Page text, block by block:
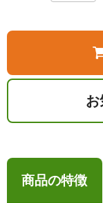
お
商品の特徴